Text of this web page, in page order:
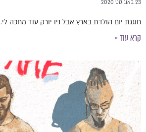
23 באוגוסט 2020
חוגגת יום הולדת בארץ אבל ניו יורק עוד מחכה לי.
קרא עוד »